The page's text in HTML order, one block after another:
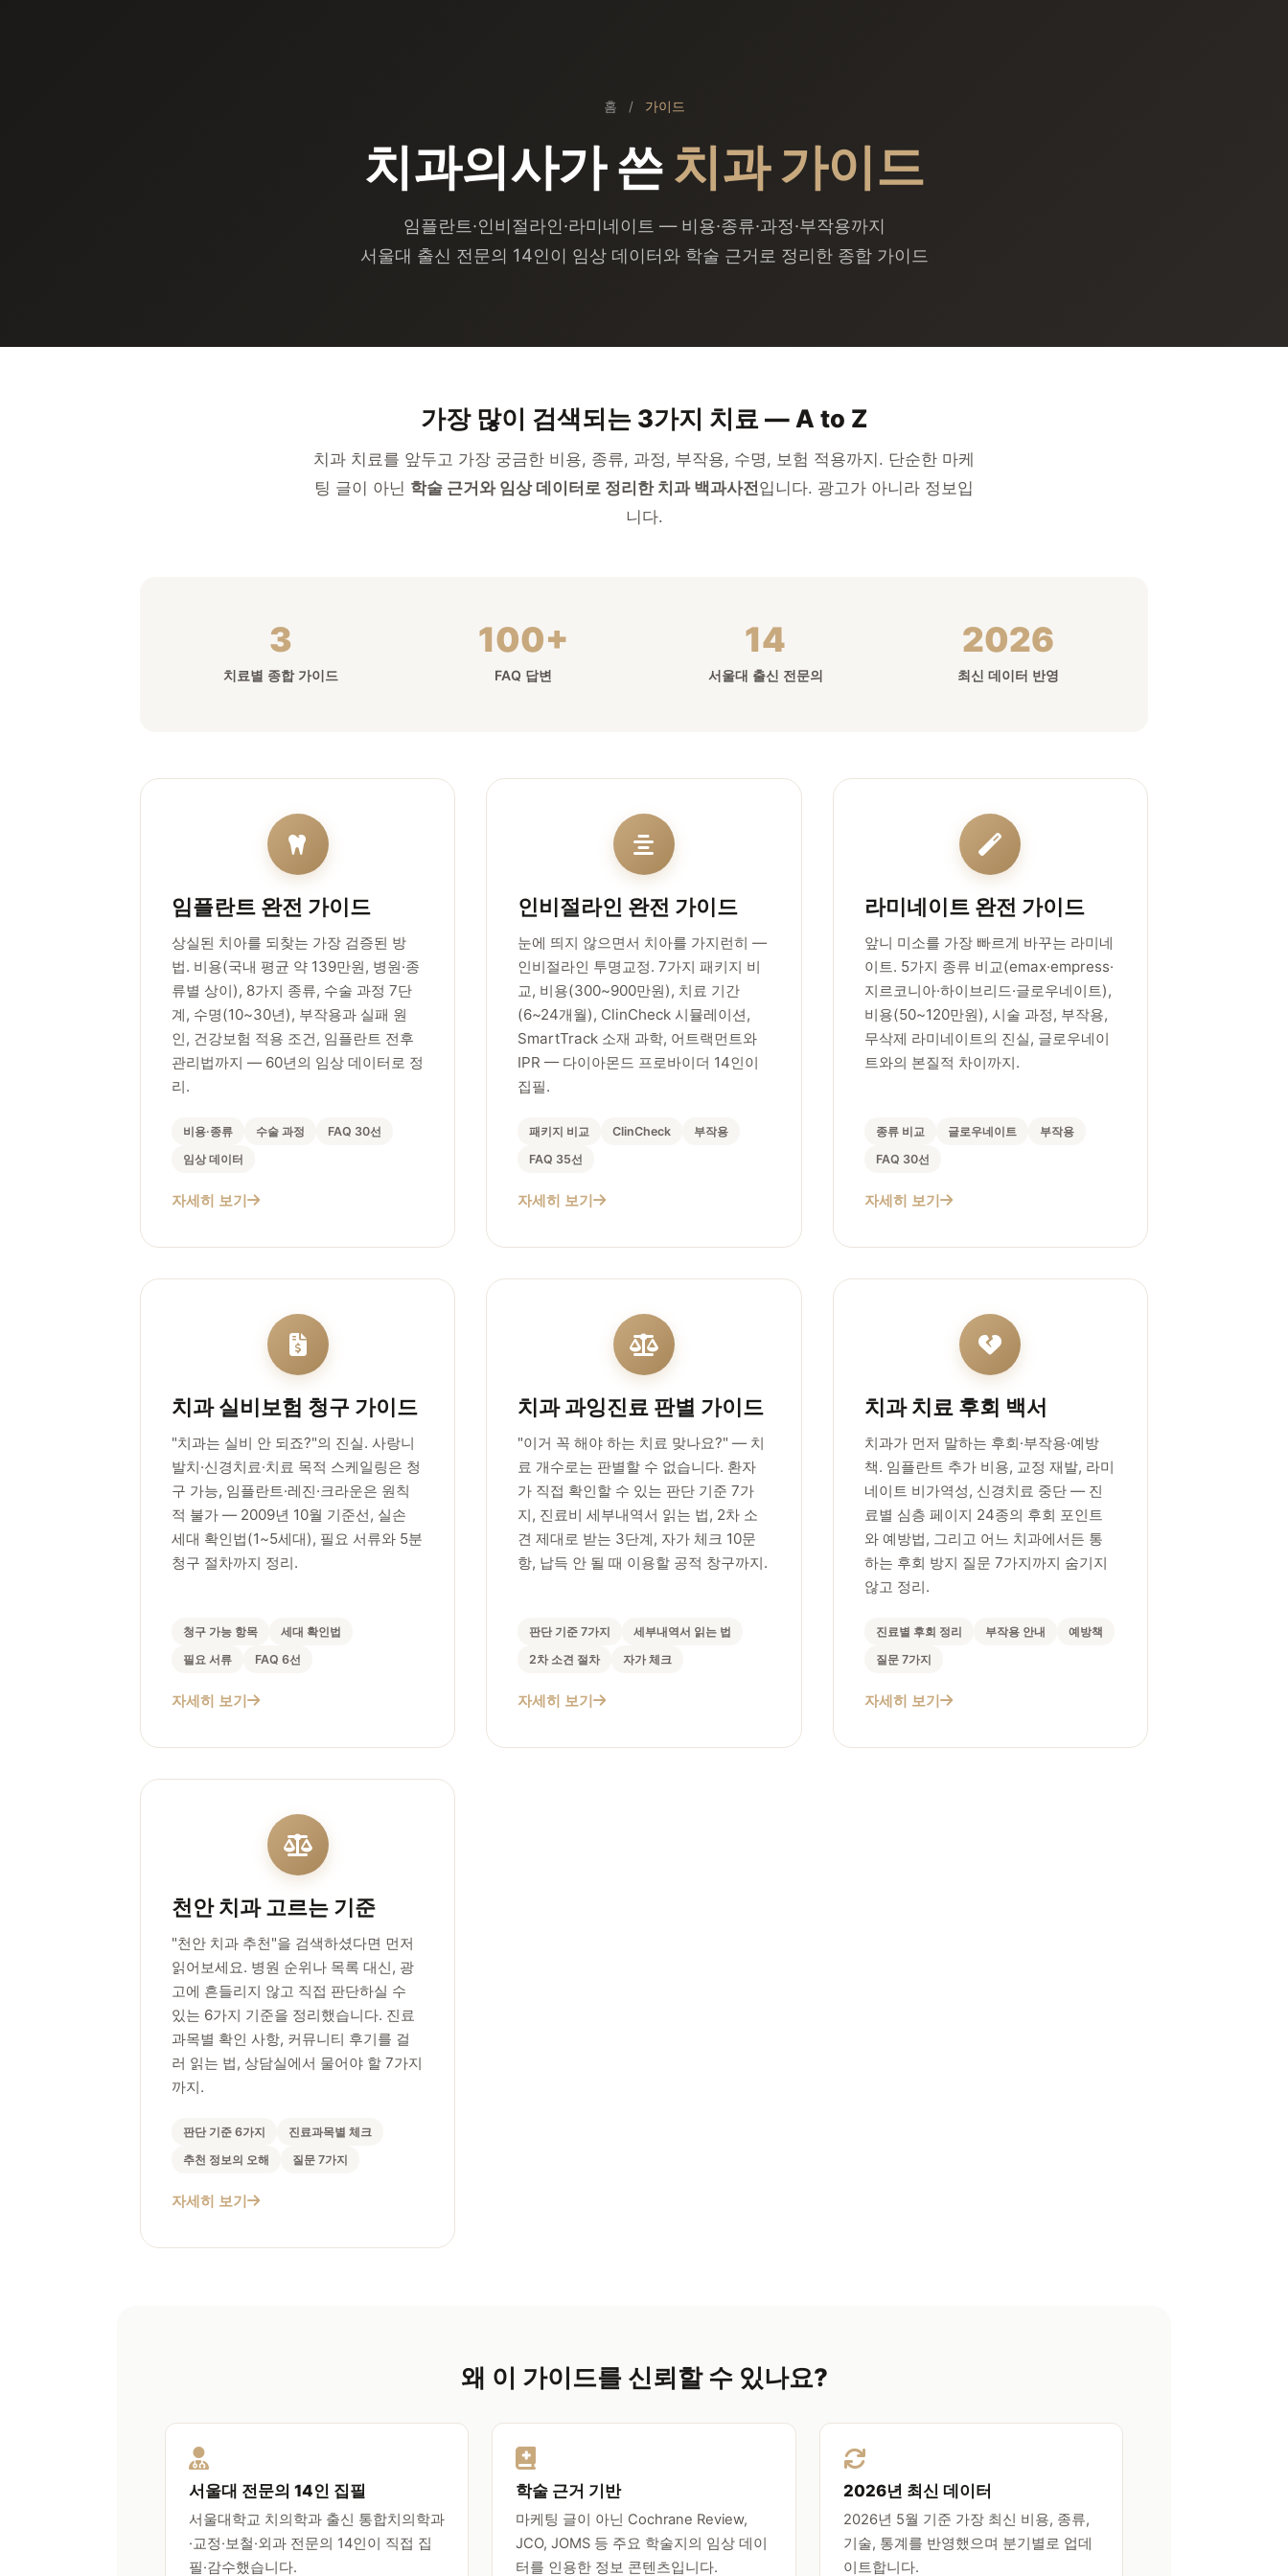
홈 / 가이드
치과의사가 쓴치과 가이드
임플란트·인비절라인·라미네이트 — 비용·종류·과정·부작용까지
서울대 출신 전문의 14인이 임상 데이터와 학술 근거로 정리한 종합 가이드
가장 많이 검색되는 3가지 치료 — A to Z
치과 치료를 앞두고 가장 궁금한 비용, 종류, 과정, 부작용, 수명, 보험 적용까지. 단순한 마케
팅 글이 아닌 학술 근거와 임상 데이터로 정리한 치과 백과사전입니다. 광고가 아니라 정보입
니다.
3
치료별 종합 가이드
100+
FAQ 답변
14
서울대 출신 전문의
2026
최신 데이터 반영
임플란트 완전 가이드
상실된 치아를 되찾는 가장 검증된 방
법. 비용(국내 평균 약 139만원, 병원·종
류별 상이), 8가지 종류, 수술 과정 7단
계, 수명(10~30년), 부작용과 실패 원
인, 건강보험 적용 조건, 임플란트 전후
관리법까지 — 60년의 임상 데이터로 정
리.
비용·종류 수술 과정
FAQ 30선
임상 데이터
자세히 보기
인비절라인 완전 가이드
눈에 띄지 않으면서 치아를 가지런히 —
인비절라인 투명교정. 7가지 패키지 비
교, 비용(300~900만원), 치료 기간
(6~24개월), ClinCheck 시뮬레이션,
SmartTrack 소재 과학, 어트랙먼트와
IPR — 다이아몬드 프로바이더 14인이
집필.
패키지 비교 ClinCheck
부작용
FAQ 35선
자세히 보기
라미네이트 완전 가이드
앞니 미소를 가장 빠르게 바꾸는 라미네
이트. 5가지 종류 비교(emax·empress·
지르코니아·하이브리드·글로우네이트),
비용(50~120만원), 시술 과정, 부작용,
무삭제 라미네이트의 진실, 글로우네이
트와의 본질적 차이까지.
종류 비교 글로우네이트
부작용
FAQ 30선
자세히 보기
치과 실비보험 청구 가이드
"치과는 실비 안 되죠?"의 진실. 사랑니
발치·신경치료·치료 목적 스케일링은 청
구 가능, 임플란트·레진·크라운은 원칙
적 불가 — 2009년 10월 기준선, 실손
세대 확인법(1~5세대), 필요 서류와 5분
청구 절차까지 정리.
청구 가능 항목
세대 확인법
필요 서류
FAQ 6선
자세히 보기
치과 과잉진료 판별 가이드
"이거 꼭 해야 하는 치료 맞나요?" — 치
료 개수로는 판별할 수 없습니다. 환자
가 직접 확인할 수 있는 판단 기준 7가
지, 진료비 세부내역서 읽는 법, 2차 소
견 제대로 받는 3단계, 자가 체크 10문
항, 납득 안 될 때 이용할 공적 창구까지.
판단 기준 7가지
세부내역서 읽는 법
2차 소견 절차
자가 체크
자세히 보기
치과 치료 후회 백서
치과가 먼저 말하는 후회·부작용·예방
책. 임플란트 추가 비용, 교정 재발, 라미
네이트 비가역성, 신경치료 중단 — 진
료별 심층 페이지 24종의 후회 포인트
와 예방법, 그리고 어느 치과에서든 통
하는 후회 방지 질문 7가지까지 숨기지
않고 정리.
진료별 후회 정리 부작용 안내
예방책
질문 7가지
자세히 보기
천안 치과 고르는 기준
"천안 치과 추천"을 검색하셨다면 먼저
읽어보세요. 병원 순위나 목록 대신, 광
고에 흔들리지 않고 직접 판단하실 수
있는 6가지 기준을 정리했습니다. 진료
과목별 확인 사항, 커뮤니티 후기를 걸
러 읽는 법, 상담실에서 물어야 할 7가지
까지.
판단 기준 6가지
진료과목별 체크
추천 정보의 오해
질문 7가지
자세히 보기
왜 이 가이드를 신뢰할 수 있나요?
서울대 전문의 14인 집필
서울대학교 치의학과 출신 통합치의학과
·교정·보철·외과 전문의 14인이 직접 집
필·감수했습니다.
학술 근거 기반
마케팅 글이 아닌 Cochrane Review,
JCO, JOMS 등 주요 학술지의 임상 데이
터를 인용한 정보 콘텐츠입니다.
2026년 최신 데이터
2026년 5월 기준 가장 최신 비용, 종류,
기술, 통계를 반영했으며 분기별로 업데
이트합니다.